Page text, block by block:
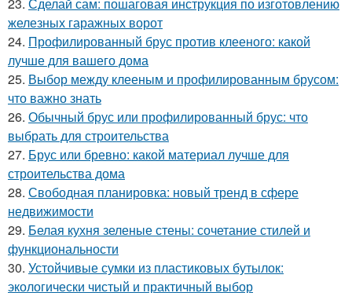
железных гаражных ворот
24. Профилированный брус против клееного: какой
лучше для вашего дома
25. Выбор между клееным и профилированным брусом:
что важно знать
26. Обычный брус или профилированный брус: что
выбрать для строительства
27. Брус или бревно: какой материал лучше для
строительства дома
28. Свободная планировка: новый тренд в сфере
недвижимости
29. Белая кухня зеленые стены: сочетание стилей и
функциональности
30. Устойчивые сумки из пластиковых бутылок:
экологически чистый и практичный выбор